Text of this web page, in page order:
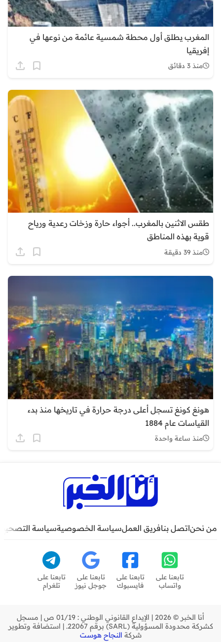
المغرب يطلق أول محطة شمسية عائمة من نوعها في
إفريقيا
منذ 3 دقائق
طقس الاثنين بالمغرب.. أجواء حارة وزخات رعدية ورياح
قوية بهذه المناطق
منذ 39 دقيقة
هونغ كونغ تسجل أعلى درجة حرارة في تاريخها منذ بدء
القياسات عام 1884
منذ ساعة واحدة
من نحناتصل بنافريق العملسياسة الخصوصيةسياسة التصحيح
تابعنا على
واتساب
تابعنا على
فايسبوك
تابعنا على
جوجل نيوز
تابعنا على
تلغرام
أنا الخبر © 2026 | الإيداع القانوني الوطني : 01/19 ص | مسجل
كشركة محدودة المسؤولية (SARL) برقم 22067. | استضافة وتطوير
شركة النجاح هوست